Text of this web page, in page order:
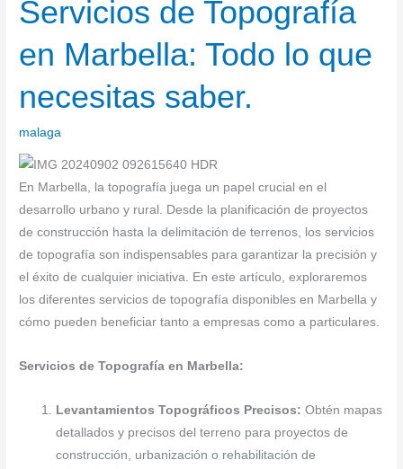
Servicios de Topografía
en Marbella: Todo lo que
necesitas saber.
malaga
En Marbella, la topografía juega un papel crucial en el
desarrollo urbano y rural. Desde la planificación de proyectos
de construcción hasta la delimitación de terrenos, los servicios
de topografía son indispensables para garantizar la precisión y
el éxito de cualquier iniciativa. En este artículo, exploraremos
los diferentes servicios de topografía disponibles en Marbella y
cómo pueden beneficiar tanto a empresas como a particulares.
Servicios de Topografía en Marbella:
Levantamientos Topográficos Precisos: Obtén mapas
detallados y precisos del terreno para proyectos de
construcción, urbanización o rehabilitación de
de
Topografía
en
Marbella:
lo
que
necesitas
saber.